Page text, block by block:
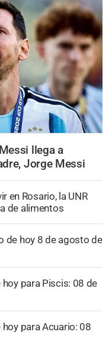
llega a
Jorge Messi
en Rosario, la UNR
de alimentos
de hoy 8 de agosto de
para Piscis: 08 de
para Acuario: 08